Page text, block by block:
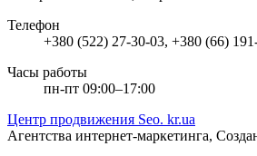
Телефон
+380 (522) 27-30-03, +380 (66)
Часы работы
пн-пт 09:00–17:00
Центр продвижения Seo. kr.ua
Агентства интернет-маркетинга,